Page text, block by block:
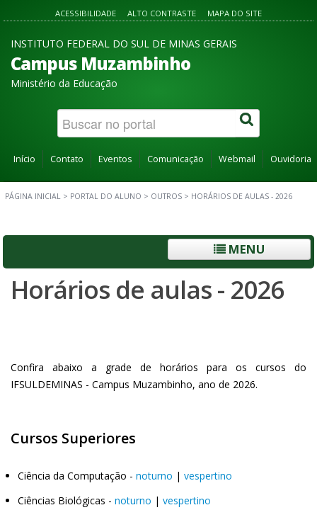
ACESSIBILIDADE ALTO CONTRASTE MAPA DO SITE
INSTITUTO FEDERAL DO SUL DE MINAS GERAIS
Campus Muzambinho
Ministério da Educação
Início Contato Eventos Comunicação Webmail Ouvidoria
PÁGINA INICIAL > PORTAL DO ALUNO > OUTROS > HORÁRIOS DE AULAS - 2026
MENU
Horários de aulas - 2026
Confira abaixo a grade de horários para os cursos do
IFSULDEMINAS - Campus Muzambinho, ano de 2026.
Cursos Superiores
Ciência da Computação - noturno | vespertino
Ciências Biológicas - noturno | vespertino